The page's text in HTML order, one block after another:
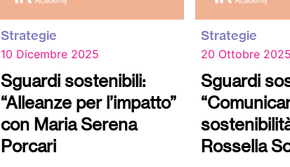
Strategie
10 Dicembre 2025
Sguardi sostenibili:
“Alleanze per l’impatto”
con Maria Serena
Porcari
Strategie
20 Ottobre 2025
Sguardi
Rossella